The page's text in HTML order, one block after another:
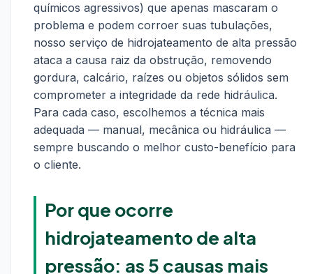
químicos agressivos) que apenas mascaram o
problema e podem corroer suas tubulações,
nosso serviço de hidrojateamento de alta pressão
ataca a causa raiz da obstrução, removendo
gordura, calcário, raízes ou objetos sólidos sem
comprometer a integridade da rede hidráulica.
Para cada caso, escolhemos a técnica mais
adequada — manual, mecânica ou hidráulica —
sempre buscando o melhor custo-benefício para
o cliente.
Por que ocorre
hidrojateamento de alta
pressão: as 5 causas mais